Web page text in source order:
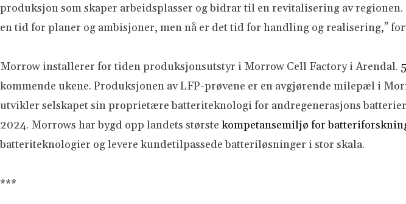
produksjon som skaper arbeidsplasser og bidrar til en revitalisering av
en tid for planer og ambisjoner, men nå er det tid for handling og realisering,"
Morrow installerer for tiden produksjonsutstyr i Morrow Cell Factory i Arendal.
kommende ukene. Produksjonen av LFP-prøvene er en avgjørende milepæl i
utvikler selskapet sin proprietære batteriteknologi for andregenerasjons
2024. Morrows har bygd opp landets største kompetansemiljø for
batteriteknologier og levere kundetilpassede batteriløsninger i stor skala.
***